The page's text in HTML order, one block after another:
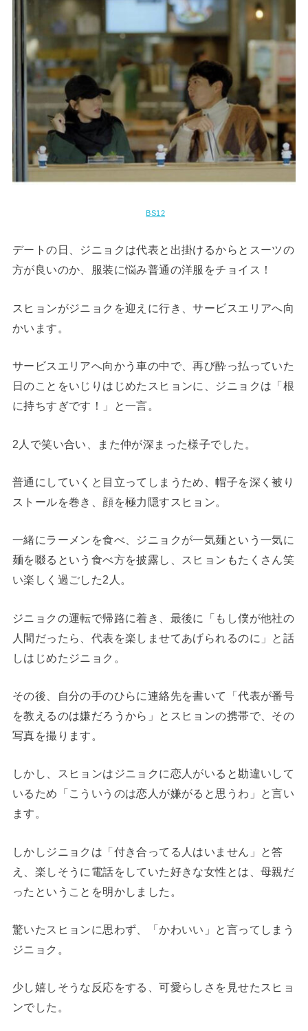
BS12
デートの日、ジニョクは代表と出掛けるからとスーツの
方が良いのか、服装に悩み普通の洋服をチョイス！
スヒョンがジニョクを迎えに行き、サービスエリアへ向
かいます。
サービスエリアへ向かう車の中で、再び酔っ払っていた
日のことをいじりはじめたスヒョンに、ジニョクは「根
に持ちすぎです！」と一言。
2人で笑い合い、また仲が深まった様子でした。
普通にしていくと目立ってしまうため、帽子を深く被り
ストールを巻き、顔を極力隠すスヒョン。
一緒にラーメンを食べ、ジニョクが一気麺という一気に
麺を啜るという食べ方を披露し、スヒョンもたくさん笑
い楽しく過ごした2人。
ジニョクの運転で帰路に着き、最後に「もし僕が他社の
人間だったら、代表を楽しませてあげられるのに」と話
しはじめたジニョク。
その後、自分の手のひらに連絡先を書いて「代表が番号
を教えるのは嫌だろうから」とスヒョンの携帯で、その
写真を撮ります。
しかし、スヒョンはジニョクに恋人がいると勘違いして
いるため「こういうのは恋人が嫌がると思うわ」と言い
ます。
しかしジニョクは「付き合ってる人はいません」と答
え、楽しそうに電話をしていた好きな女性とは、母親だ
ったということを明かしました。
驚いたスヒョンに思わず、「かわいい」と言ってしまう
ジニョク。
少し嬉しそうな反応をする、可愛らしさを見せたスヒョ
ンでした。